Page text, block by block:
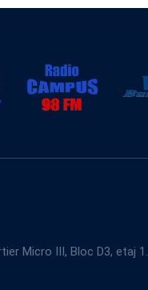
Micro III, Bloc D3, etaj 1.